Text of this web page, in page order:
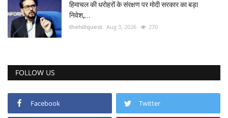
हिमाचल की धरोहरों के संरक्षण पर मोदी सरकार का बड़ा
निवेश,...
thehillquest Aug 3, 2026 270
FOLLOW US
Facebook Twitter